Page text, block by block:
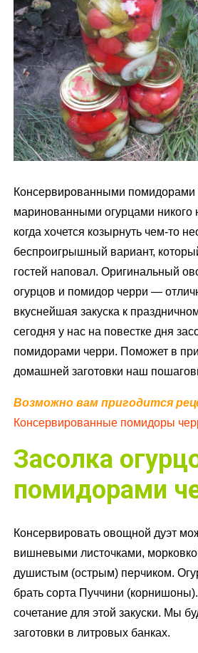
Консервированными помидорами
маринованными огурцами никого
когда хочется козырнуть чем-то
беспроигрышный вариант,
гостей наповал. Оригинальный
огурцов и помидор черри —
вкуснейшая закуска к
сегодня у нас на повестке дня
помидорами черри. Поможет в
домашней заготовки наш
Возможно вам пригодится
Консервированные помидоры
Засолка
помидорами
Консервировать овощной дуэт
вишневыми листочками,
душистым (острым) перчиком.
брать сорта Пуччини
сочетание для этой закуски. Мы
заготовки в литровых банках.